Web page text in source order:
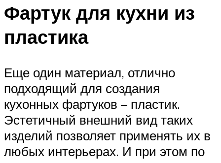
Фартук для кухни из
пластика
Еще один материал, отлично
подходящий для создания
кухонных фартуков – пластик.
Эстетичный внешний вид таких
изделий позволяет применять их в
любых интерьерах. И при этом по